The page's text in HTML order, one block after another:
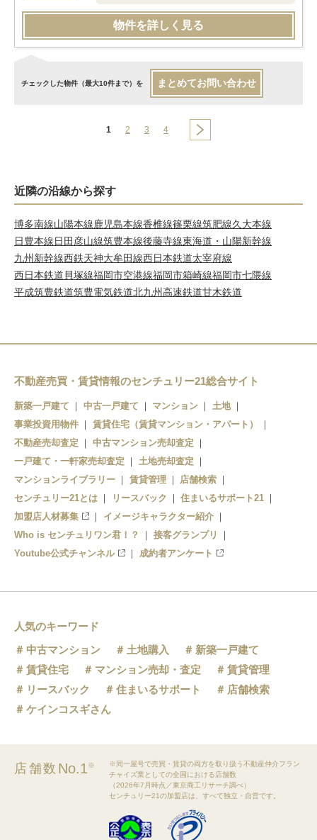
物件を詳しく見る
チェックした物件（最大10件まで）を まとめてお問い合わせ
1 2 3 4
近隣の沿線から探す
博多南線山陽本線鹿児島本線香椎線篠栗線筑肥線久大本線
日豊本線日田彦山線筑豊本線後藤寺線東海道・山陽新幹線
九州新幹線西鉄天神大牟田線西日本鉄道太宰府線
西日本鉄道貝塚線福岡市空港線福岡市箱崎線福岡市七隈線
平成筑豊鉄道筑豊電気鉄道北九州高速鉄道甘木鉄道
不動産売買・賃貸情報のセンチュリー21総合サイト
新築一戸建て 中古一戸建て マンション
土地
事業投資用物件
賃貸住宅（賃貸マンション・アパート）
不動産売却査定
中古マンション売却査定
一戸建て・一軒家売却査定
土地売却査定
マンションライブラリー
賃貸管理
店舗検索
センチュリー21とは
リースバック
住まいるサポート21
加盟店人材募集
イメージキャラクター紹介
Who is センチュリワン君！？
接客グランプリ
Youtube公式チャンネル
成約者アンケート
人気のキーワード
中古マンション
土地購入
新築一戸建て
賃貸住宅
マンション売却・査定
賃貸管理
リースバック
住まいるサポート
店舗検索
ケインコスギさん
店舗数 No.1※
※同一屋号で売買・賃貸の両方を取り扱う不動産仲介フラン
チャイズ業としての全国における店舗数
（2026年7月時点／東京商工リサーチ調べ）
センチュリー21の加盟店は、すべて独立・自営です。